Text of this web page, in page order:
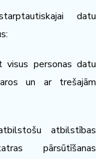
datu
visus personas datu
un ar trešajām
atbilstības
pārsūtīšanas